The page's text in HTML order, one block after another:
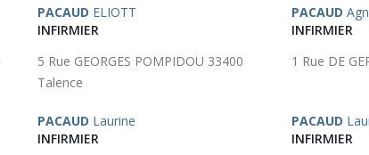
PACAUD ELIOTT
INFIRMIER
5 Rue GEORGES POMPIDOU 33400
Talence
PACAUD
INFIRMIER
1 Rue DE
PACAUD Laurine
INFIRMIER
PACAUD
INFIRMIER